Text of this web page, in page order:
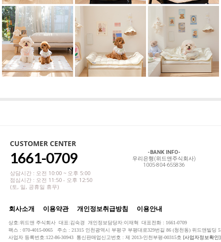
CUSTOMER CENTER
1661-0709
상담시간 : 오전 10:00 ~ 오후 5:00
점심시간 : 오전 11:50 - 오후 12:50
(토, 일, 공휴일 휴무)
-BANK INFO-
우리은행(위드앤주식회사)
1005-804-655836
회사소개 이용약관 개인정보취급방침 이용안내
상호:위드앤 주식회사 대표:김숙경 개인정보담당자:이재혁 대표전화 : 1661-0709
팩스 : 070-4015-0065 주소 : 21315 인천광역시 부평구 부평대로329번길 86 (청천동) 위드앤빌딩
사업자 등록번호:122-86-30943 통신판매업신고번호 : 제 2013-인천부평-00315호 [사업자정보확인]